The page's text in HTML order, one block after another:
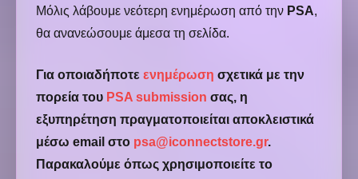
Μόλις λάβουμε νεότερη ενημέρωση από την PSA,
θα ανανεώσουμε άμεσα τη σελίδα.
Για οποιαδήποτε ενημέρωση σχετικά με την
πορεία του PSA submission σας, η
εξυπηρέτηση πραγματοποιείται αποκλειστικά
μέσω email στο psa@iconnectstore.gr.
Παρακαλούμε όπως χρησιμοποιείτε το